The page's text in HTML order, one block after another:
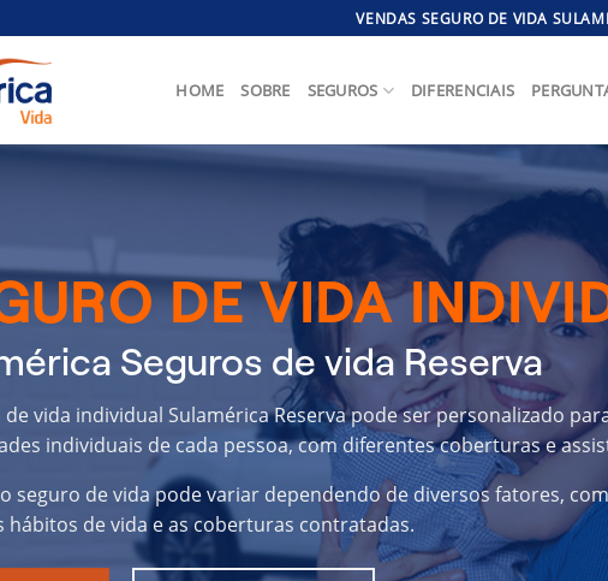
VENDAS SEGURO DE VIDA
HOME SOBRE SEGUROS DIFERENCIAIS
DE VIDA
Seguros de vida Reserva
de vida individual Sulamérica Reserva pode ser personalizado
individuais de cada pessoa, com diferentes coberturas e
seguro de vida pode variar dependendo de diversos fatores,
hábitos de vida e as coberturas contratadas.